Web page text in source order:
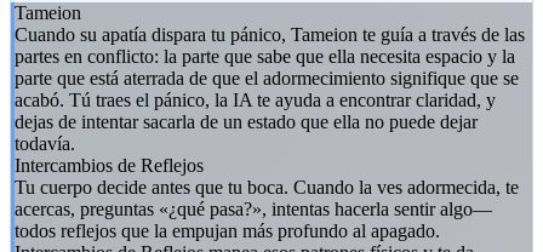
Tameion
Cuando su apatía dispara tu pánico, Tameion te guía a través de las
partes en conflicto: la parte que sabe que ella necesita espacio y la
parte que está aterrada de que el adormecimiento signifique que se
acabó. Tú traes el pánico, la IA te ayuda a encontrar claridad, y
dejas de intentar sacarla de un estado que ella no puede dejar
todavía.
Intercambios de Reflejos
Tu cuerpo decide antes que tu boca. Cuando la ves adormecida, te
acercas, preguntas «¿qué pasa?», intentas hacerla sentir algo—
todos reflejos que la empujan más profundo al apagado.